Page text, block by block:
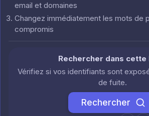
email et domaines
Changez immédiatement les mots de
compromis
Rechercher dans cette
Vérifiez si vos identifiants sont
de fuite.
Rechercher